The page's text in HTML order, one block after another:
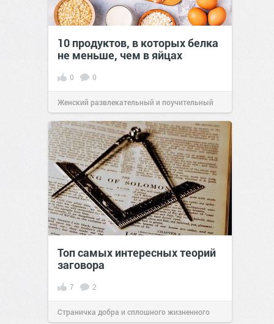
10 продуктов, в которых белка
не меньше, чем в яйцах
0 0
Женский развлекательный и поучительный
сайт.23:42Сегодня
Топ самых интересных теорий
заговора
7 2
Страничка добра и сплошного жизненного